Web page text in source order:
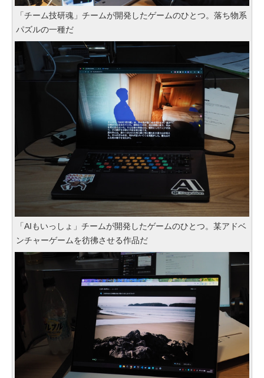
「チーム技研魂」チームが開発したゲームのひとつ。落ち物系
パズルの一種だ
「AIもいっしょ」チームが開発したゲームのひとつ。某アドベ
ンチャーゲームを彷彿させる作品だ